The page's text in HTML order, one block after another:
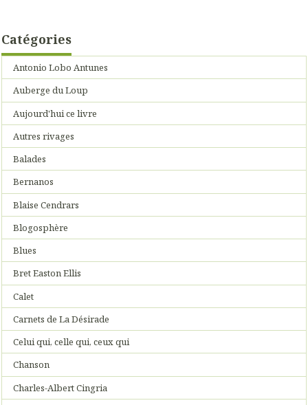
Catégories
Antonio Lobo Antunes
Auberge du Loup
Aujourd'hui ce livre
Autres rivages
Balades
Bernanos
Blaise Cendrars
Blogosphère
Blues
Bret Easton Ellis
Calet
Carnets de La Désirade
Celui qui, celle qui, ceux qui
Chanson
Charles-Albert Cingria